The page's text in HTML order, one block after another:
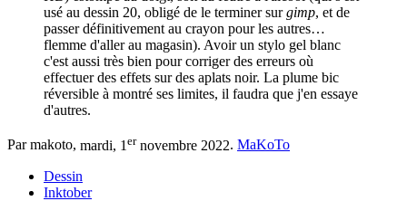
usé au dessin 20, obligé de le terminer surgimp, et de
passer définitivement au crayon pour les autres…
flemme d'aller au magasin). Avoir un stylo gel blanc
c'est aussi très bien pour corriger des erreurs où
effectuer des effets sur des aplats noir. La plume bic
réversible à montré ses limites, il faudra que j'en essaye
d'autres.
Par makoto, mardi, 1 ernovembre 2022. MaKoTo
Dessin
Inktober